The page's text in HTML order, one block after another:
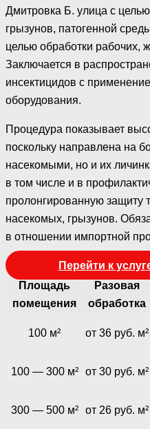
Дмитровка Б. улица с
грызунов, патогенной
целью обработки рабочих,
Заключается в
инсектицидов с
оборудования.
Процедура показывает
поскольку направлена на
насекомыми, но и их
в том числе и в
пролонгированную защиту
насекомых, грызунов.
в отношении импортной
Перейти к
Площадь
помещения
Разовая
обработка
100 м² от 36 руб. м²
100 — 300 м² от 30 руб. м²
300 — 500 м² от 26 руб. м²